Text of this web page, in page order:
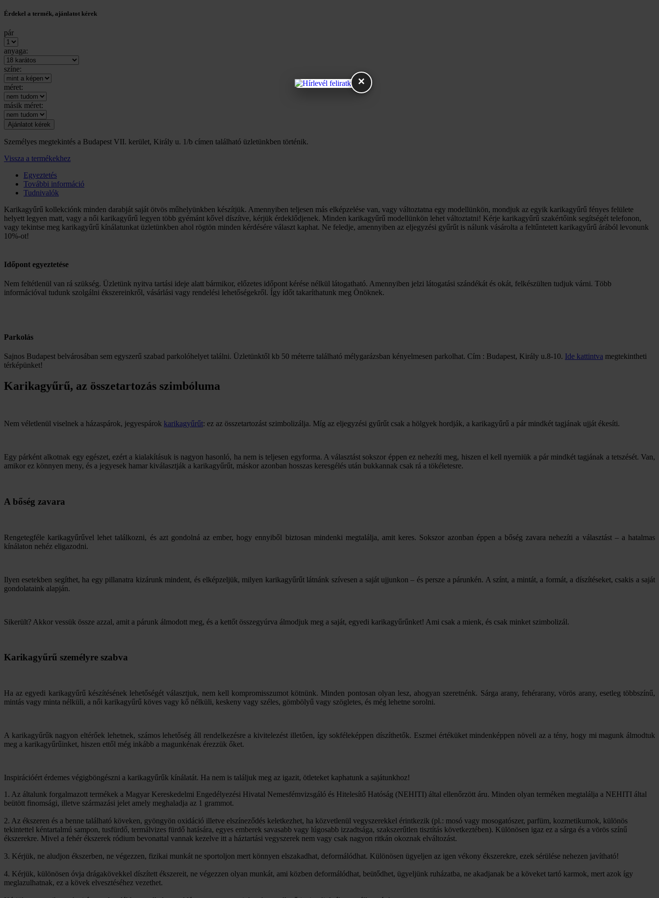
Érdekel a termék, ajánlatot kérek
pár
anyaga:
színe:
méret:
másik méret:
Személyes megtekintés a Budapest VII. kerület, Király u. 1/b címen található üzletünkben történik.
Vissza a termékekhez
Egyeztetés
További információ
Tudnivalók
Karikagyűrű kollekciónk minden darabját saját ötvös műhelyünkben készítjük. Amennyiben teljesen más elképzelése van, vagy változtatna egy modellünkön, mondjuk az egyik karikagyűrű fényes felülete
helyett legyen matt, vagy a női karikagyűrű legyen több gyémánt kővel díszítve, kérjük érdeklődjenek. Minden karikagyűrű modellünkön lehet változtatni! Kérje karikagyűrű szakértőink segítségét telefonon,
vagy tekintse meg karikagyűrű kínálatunkat üzletünkben ahol rögtön minden kérdésére választ kaphat. Ne feledje, amennyiben az eljegyzési gyűrűt is nálunk vásárolta a feltűntetett karikagyűrű árából levonunk
10%-ot!
Időpont egyeztetése
Nem feltétlenül van rá szükség. Üzletünk nyitva tartási ideje alatt bármikor, előzetes időpont kérése nélkül látogatható. Amennyiben jelzi látogatási szándékát és okát, felkészülten tudjuk várni. Több
információval tudunk szolgálni ékszereinkről, vásárlási vagy rendelési lehetőségekről. Így ídőt takaríthatunk meg Önöknek.
Parkolás
Sajnos Budapest belvárosában sem egyszerű szabad parkolóhelyet találni. Üzletünktől kb 50 méterre található mélygarázsban kényelmesen parkolhat. Cím : Budapest, Király u.8-10. Ide kattintva megtekintheti
térképünket!
Karikagyűrű, az összetartozás szimbóluma
Nem véletlenül viselnek a házaspárok, jegyespárok karikagyűrűt: ez az összetartozást szimbolizálja. Míg az eljegyzési gyűrűt csak a hölgyek hordják, a karikagyűrű a pár mindkét tagjának ujját ékesíti.
Egy párként alkotnak egy egészet, ezért a kialakításuk is nagyon hasonló, ha nem is teljesen egyforma. A választást sokszor éppen ez nehezíti meg, hiszen el kell nyerniük a pár mindkét tagjának a tetszését. Van,
amikor ez könnyen meny, és a jegyesek hamar kiválasztják a karikagyűrűt, máskor azonban hosszas keresgélés után bukkannak csak rá a tökéletesre.
A bőség zavara
Rengetegféle karikagyűrűvel lehet találkozni, és azt gondolná az ember, hogy ennyiből biztosan mindenki megtalálja, amit keres. Sokszor azonban éppen a bőség zavara nehezíti a választást – a hatalmas
kínálaton nehéz eligazodni.
Ilyen esetekben segíthet, ha egy pillanatra kizárunk mindent, és elképzeljük, milyen karikagyűrűt látnánk szívesen a saját ujjunkon – és persze a párunkén. A színt, a mintát, a formát, a díszítéseket, csakis a saját
gondolataink alapján.
Sikerült? Akkor vessük össze azzal, amit a párunk álmodott meg, és a kettőt összegyúrva álmodjuk meg a saját, egyedi karikagyűrűnket! Ami csak a mienk, és csak minket szimbolizál.
Karikagyűrű személyre szabva
Ha az egyedi karikagyűrű készítésének lehetőségét választjuk, nem kell kompromisszumot kötnünk. Minden pontosan olyan lesz, ahogyan szeretnénk. Sárga arany, fehérarany, vörös arany, esetleg többszínű,
mintás vagy minta nélküli, a női karikagyűrű köves vagy kő nélküli, keskeny vagy széles, gömbölyű vagy szögletes, és még lehetne sorolni.
A karikagyűrűk nagyon eltérőek lehetnek, számos lehetőség áll rendelkezésre a kivitelezést illetően, így sokféleképpen díszíthetők. Eszmei értéküket mindenképpen növeli az a tény, hogy mi magunk álmodtuk
meg a karikagyűrűinket, hiszen ettől még inkább a magunkénak érezzük őket.
Inspirációért érdemes végigböngészni a karikagyűrűk kínálatát. Ha nem is találjuk meg az igazit, ötleteket kaphatunk a sajátunkhoz!
1. Az általunk forgalmazott termékek a Magyar Kereskedelmi Engedélyezési Hivatal Nemesfémvizsgáló és Hitelesítő Hatóság (NEHITI) által ellenőrzött áru. Minden olyan terméken megtalálja a NEHITI által
beütött finomsági, illetve származási jelet amely meghaladja az 1 grammot.
2. Az ékszeren és a benne található köveken, gyöngyön oxidáció illetve elszíneződés keletkezhet, ha közvetlenül vegyszerekkel érintkezik (pl.: mosó vagy mosogatószer, parfüm, kozmetikumok, különös
tekintettel kéntartalmú sampon, tusfürdő, termálvizes fürdő hatására, egyes emberek savasabb vagy lúgosabb izzadtsága, szakszerűtlen tisztítás következtében). Különösen igaz ez a sárga és a vörös színű
ékszerekre. Mivel a fehér ékszerek ródium bevonattal vannak kezelve itt a háztartási vegyszerek nem vagy csak nagyon ritkán okoznak elváltozást.
3. Kérjük, ne aludjon ékszerben, ne végezzen, fizikai munkát ne sportoljon mert könnyen elszakadhat, deformálódhat. Különösen ügyeljen az igen vékony ékszerekre, ezek sérülése nehezen javítható!
4. Kérjük, különösen óvja drágakövekkel díszített ékszereit, ne végezzen olyan munkát, ami közben deformálódhat, beütődhet, ügyeljünk ruházatba, ne akadjanak be a köveket tartó karmok, mert azok így
meglazulhatnak, ez a kövek elvesztéséhez vezethet.
×